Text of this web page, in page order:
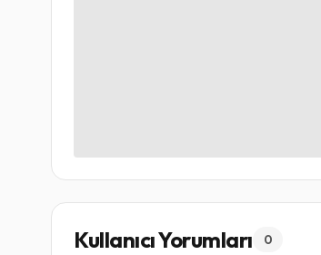
Kullanıcı Yorumları 0